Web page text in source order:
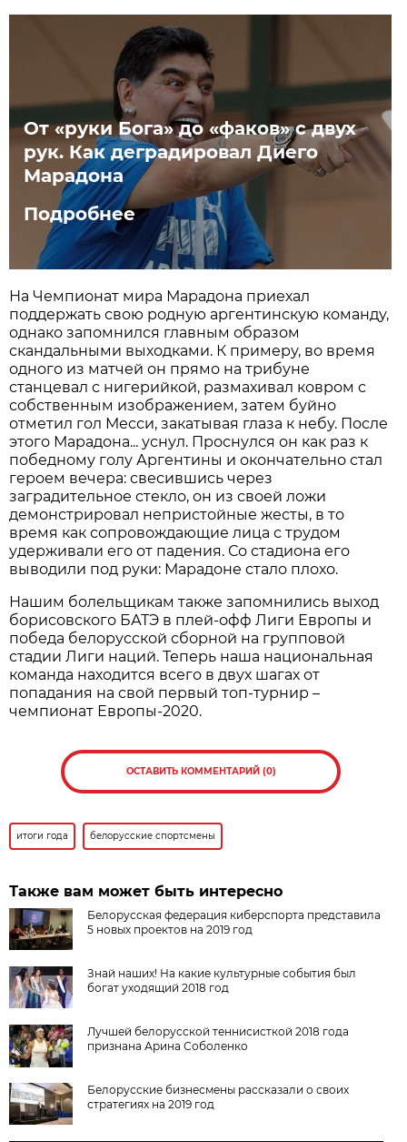
От «руки Бога» до «факов» с двух
рук. Как деградировал Диего
Марадона
Подробнее
На Чемпионат мира Марадона приехал
поддержать свою родную аргентинскую команду,
однако запомнился главным образом
скандальными выходками. К примеру, во время
одного из матчей он прямо на трибуне
станцевал с нигерийкой, размахивал ковром с
собственным изображением, затем буйно
отметил гол Месси, закатывая глаза к небу. После
этого Марадона... уснул. Проснулся он как раз к
победному голу Аргентины и окончательно стал
героем вечера: свесившись через
заградительное стекло, он из своей ложи
демонстрировал непристойные жесты, в то
время как сопровождающие лица с трудом
удерживали его от падения. Со стадиона его
выводили под руки: Марадоне стало плохо.
Нашим болельщикам также запомнились выход
борисовского БАТЭ в плей-офф Лиги Европы и
победа белорусской сборной на групповой
стадии Лиги наций. Теперь наша национальная
команда находится всего в двух шагах от
попадания на свой первый топ-турнир –
чемпионат Европы-2020.
ОСТАВИТЬ КОММЕНТАРИЙ (0)
итоги года белорусские спортсмены
Также вам может быть интересно
Белорусская федерация киберспорта представила
5 новых проектов на 2019 год
Знай наших! На какие культурные события был
богат уходящий 2018 год
Лучшей белорусской теннисисткой 2018 года
признана Арина Соболенко
Белорусские бизнесмены рассказали о своих
стратегиях на 2019 год